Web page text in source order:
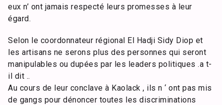
eux n’ ont jamais respecté leurs promesses à leur
égard.
Selon le coordonnateur régional El Hadji Sidy Diop et
les artisans ne serons plus des personnes qui seront
manipulables ou dupées par les leaders politiques .a t-
il dit ..
Au cours de leur conclave à Kaolack , ils n ‘ ont pas mis
de gangs pour dénoncer toutes les discriminations